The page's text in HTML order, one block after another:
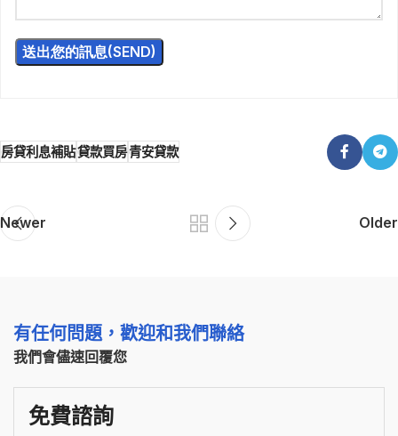
房貸利息補貼貸款買房青安貸款
Newer Older
有任何問題，歡迎和我們聯絡
我們會儘速回覆您
免費諮詢